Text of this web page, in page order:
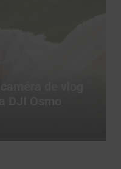
CapCut
sur